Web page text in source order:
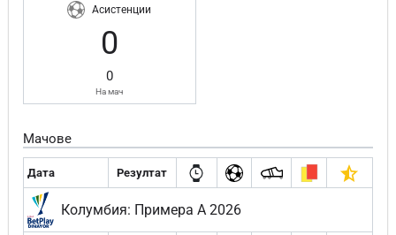
Асистенции
0
0
На мач
Мачове
Дата Резултат
Колумбия: Примера А 2026